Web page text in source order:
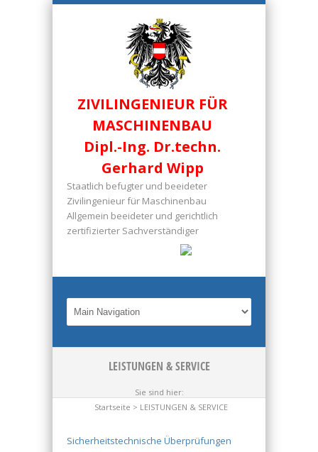
ZIVILINGENIEUR FÜR
MASCHINENBAU
Dipl.-Ing. Dr.techn.
Gerhard Wipp
Staatlich befugter und beeideter
Zivilingenieur für Maschinenbau
Allgemein beeideter und gerichtlich
zertifizierter Sachverständiger
LEISTUNGEN & SERVICE
Sie sind hier:
Startseite > LEISTUNGEN & SERVICE
Sicherheitstechnische Überprüfungen